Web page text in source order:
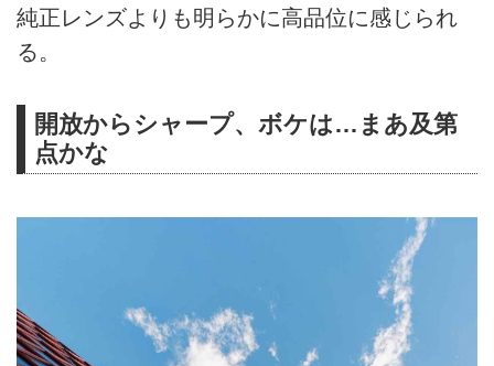
純正レンズよりも明らかに高品位に感じられ
る。
開放からシャープ、ボケは…まあ及第
点かな